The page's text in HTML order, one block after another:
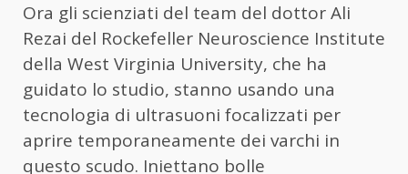
Ora gli scienziati del team del dottor Ali
Rezai del Rockefeller Neuroscience Institute
della West Virginia University, che ha
guidato lo studio, stanno usando una
tecnologia di ultrasuoni focalizzati per
aprire temporaneamente dei varchi in
questo scudo. Iniettano bolle